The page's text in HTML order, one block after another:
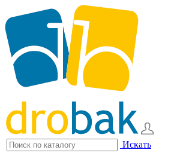
Искать